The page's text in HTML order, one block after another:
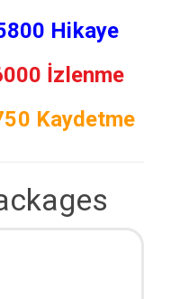
Hikaye
İzlenme
Kaydetme